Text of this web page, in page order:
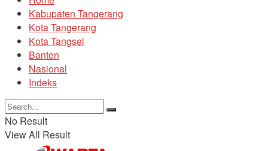
Kabupaten Tangerang
Kota Tangerang
Kota Tangsel
Banten
Nasional
Indeks
No Result
View All Result